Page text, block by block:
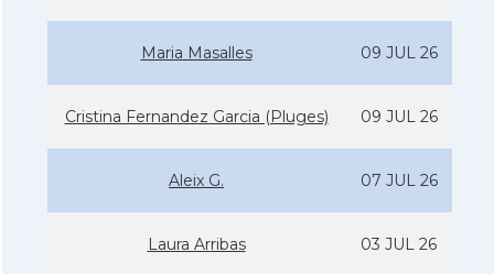
Maria Masalles 09 JUL 26
Cristina Fernandez Garcia (Pluges) 09 JUL 26
Aleix G. 07 JUL 26
Laura Arribas 03 JUL 26